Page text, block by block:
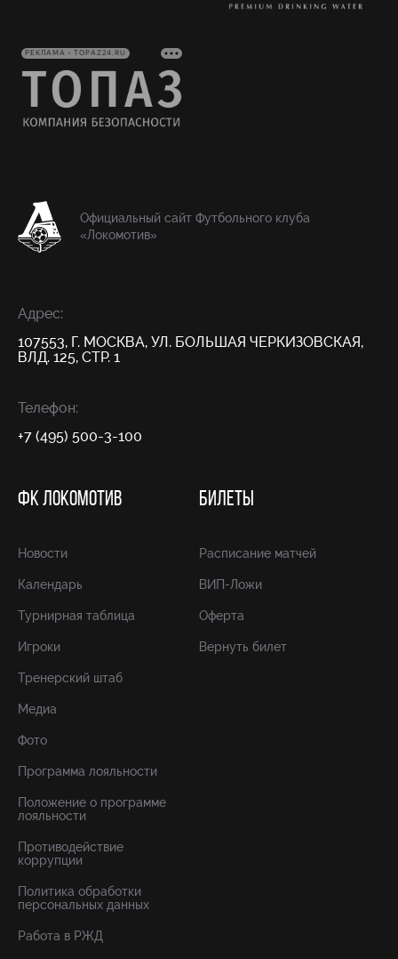
РЕКЛАМА • TOPAZ24.RU
Официальный сайт Футбольного клуба
«Локомотив»
Адрес:
107553, Г. МОСКВА, УЛ. БОЛЬШАЯ ЧЕРКИЗОВСКАЯ,
ВЛД. 125, СТР. 1
Телефон:
+7 (495) 500-3-100
ФК ЛОКОМОТИВ
Новости
Календарь
Турнирная таблица
Игроки
Тренерский штаб
Медиа
Фото
Программа лояльности
Положение о программе
лояльности
Противодействие
коррупции
Политика обработки
персональных данных
Работа в РЖД
БИЛЕТЫ
Расписание матчей
ВИП-Ложи
Оферта
Вернуть билет